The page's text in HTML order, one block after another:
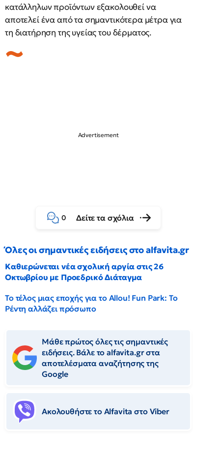
κατάλληλων προϊόντων εξακολουθεί να
αποτελεί ένα από τα σημαντικότερα μέτρα για
τη διατήρηση της υγείας του δέρματος.
0 Δείτε τα σχόλια
Όλες οι σημαντικές ειδήσεις στο alfavita.gr
Καθιερώνεται νέα σχολική αργία στις 26
Οκτωβρίου με Προεδρικό Διάταγμα
Το τέλος μιας εποχής για το Allou! Fun Park: Το
Ρέντη αλλάζει πρόσωπο
Μάθε πρώτος όλες τις σημαντικές
ειδήσεις. Βάλε το alfavita.gr στα
αποτελέσματα αναζήτησης της
Google
Ακολουθήστε το Αlfavita στο Viber